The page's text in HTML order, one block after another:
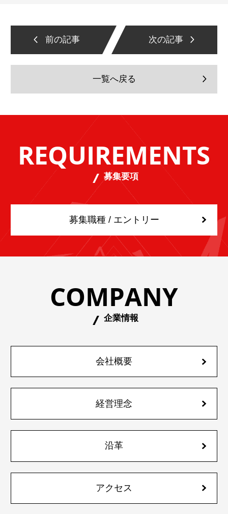
前の記事 次の記事
一覧へ戻る
REQUIREMENTS
募集要項
募集職種 / エントリー
COMPANY
企業情報
会社概要
経営理念
沿革
アクセス